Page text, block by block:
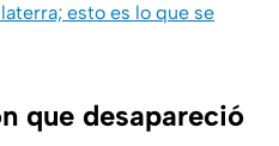
esto es lo que se
que desapareció